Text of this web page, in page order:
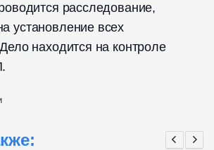
расследование,
установление всех
находится на контроле